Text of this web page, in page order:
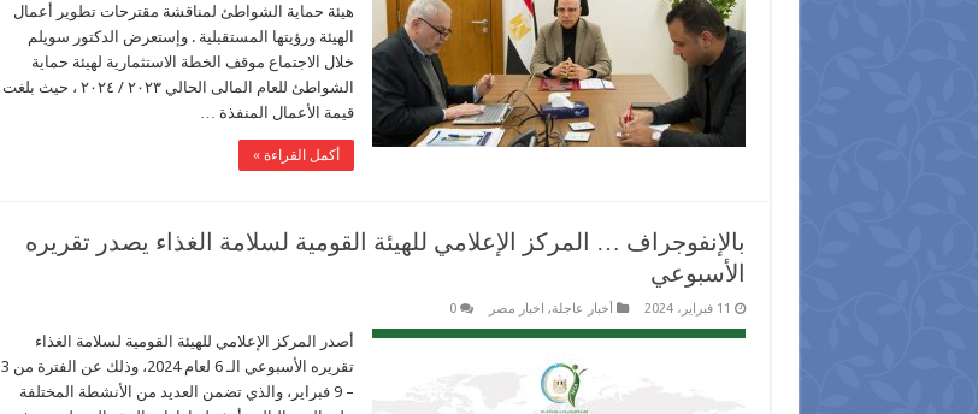
هيئة حماية الشواطئ لمناقشة مقترحات تطوير أعمال
الهيئة ورؤيتها المستقبلية . وإستعرض الدكتور سويلم
خلال الاجتماع موقف الخطة الاستثمارية لهيئة حماية
الشواطئ للعام المالى الحالي ٢٠٢٣ / ٢٠٢٤ ، حيث بلغت
قيمة الأعمال المنفذة …
أكمل القراءة »
بالإنفوجراف … المركز الإعلامي للهيئة القومية لسلامة الغذاء يصدر تقريره
الأسبوعي
11 فبراير، 2024 أخبار عاجلة, اخبار مصر 0
أصدر المركز الإعلامي للهيئة القومية لسلامة الغذاء
تقريره الأسبوعي الـ 6 لعام 2024، وذلك عن الفترة من 3
– 9 فبراير، والذي تضمن العديد من الأنشطة المختلفة